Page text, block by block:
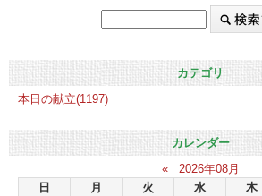
カテゴリ
本日の献立(1197)
カレンダー
«
2026年08月
日
月 火 水 木